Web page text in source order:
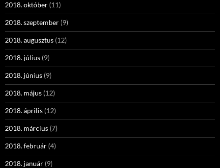
2018. október (11)
2018. szeptember (9)
2018. augusztus (12)
2018. július (9)
2018. június (9)
2018. május (12)
2018. április (12)
2018. március (7)
2018. február (4)
2018. január (9)